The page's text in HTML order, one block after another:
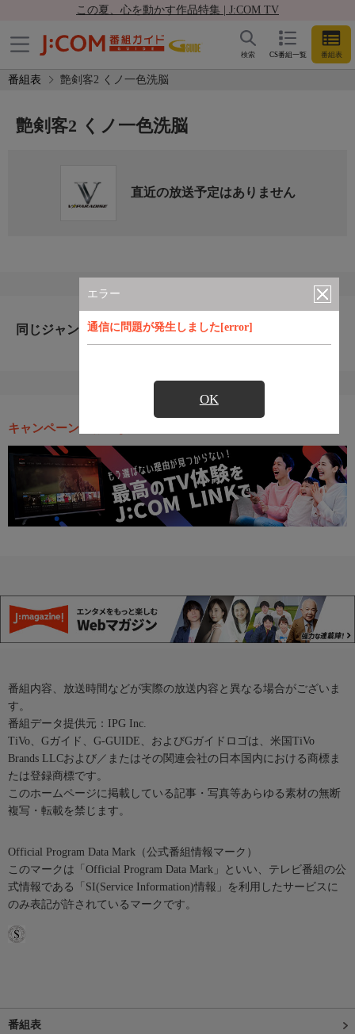
この夏、心を動かす作品特集 | J:COM TV
CS番組一覧 番組表
検索
番組表 艶剣客2 くノ一色洗脳
エラー
通信に問題が発生しました[error]
OK
艶剣客2 くノ一色洗脳
直近の放送予定はありません
同じジャンルのおすすめ番組
キャンペーン・お得な情報
番組内容、放送時間などが実際の放送内容と異なる場合がございま
す。
番組データ提供元：IPG Inc.
TiVo、Gガイド、G-GUIDE、およびGガイドロゴは、米国TiVo
Brands LLCおよび／またはその関連会社の日本国内における商標ま
たは登録商標です。
このホームページに掲載している記事・写真等あらゆる素材の無断
複写・転載を禁じます。
Official Program Data Mark（公式番組情報マーク）
このマークは「Official Program Data Mark」といい、テレビ番組の公
式情報である「SI(Service Information)情報」を利用したサービスに
のみ表記が許されているマークです。
番組表